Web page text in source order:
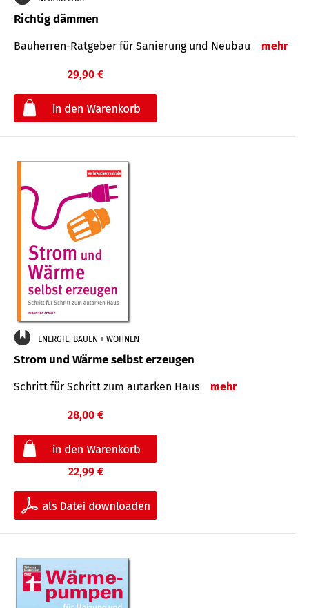
Richtig dämmen
Bauherren-Ratgeber für Sanierung und Neubau mehr
29,90 €
ENERGIE, BAUEN + WOHNEN
Strom und Wärme selbst erzeugen
Schritt für Schritt zum autarken Haus mehr
28,00 €
22,99 €